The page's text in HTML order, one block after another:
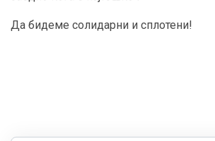
Да бидеме солидарни и сплотени!